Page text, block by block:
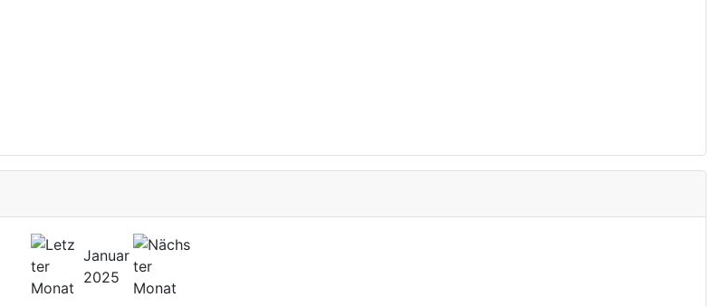
Januar
2025